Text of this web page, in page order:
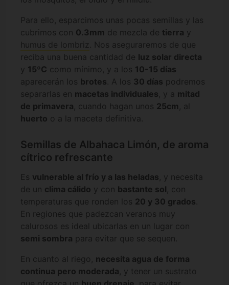
Para ello, esparcimos unas pocas semillas y las
cubrimos con 0.3mm de mezcla de tierra y
humus de lombriz . Nos aseguraremos de que
reciba una buena cantidad de luz solar directa
y 15ºC como mínimo, y a los 10-15 días
aparecerán los brotes. A los 30 días podremos
separarlas en macetas individuales, y a mitad
de primavera, cuando hagan unos 25cm , al
huerto o a la maceta definitiva.
Semillas de Albahaca Limón, de aroma
cítrico refrescante
Es vulnerable al frío y a las heladas, y necesita
de un clima cálido y con bastante sol, con
temperaturas que ronden los 20 y 30 grados.
En regiones que padezcan veranos muy
calurosos es ideal ubicarlas en un lugar con
semi sombra para evitar que se sequen.
En cuanto al riego, necesita agua de forma
continua pero moderada, y tener un sustrato